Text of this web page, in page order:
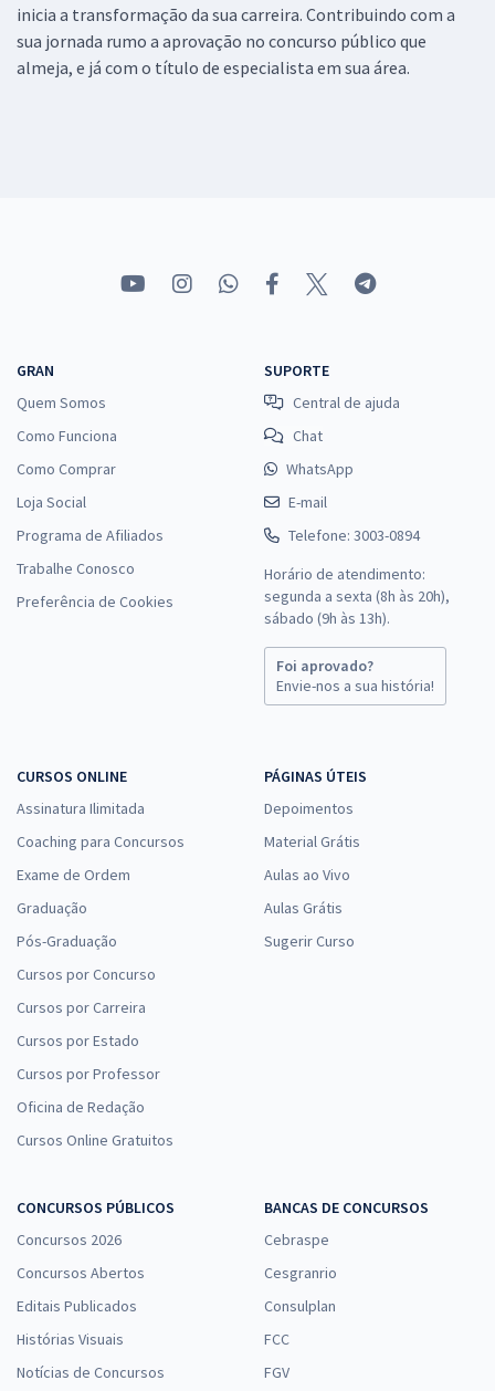
inicia a transformação da sua carreira. Contribuindo com a
sua jornada rumo a aprovação no concurso público que
almeja, e já com o título de especialista em sua área.
GRAN
Quem Somos
Como Funciona
Como Comprar
Loja Social
Programa de Afiliados
Trabalhe Conosco
Preferência de Cookies
SUPORTE
Central de ajuda
Chat
WhatsApp
E-mail
Telefone: 3003-0894
Horário de atendimento:
segunda a sexta (8h às 20h),
sábado (9h às 13h).
Foi aprovado?
Envie-nos a sua história!
CURSOS ONLINE
Assinatura Ilimitada
Coaching para Concursos
Exame de Ordem
Graduação
Pós-Graduação
Cursos por Concurso
Cursos por Carreira
Cursos por Estado
Cursos por Professor
Oficina de Redação
Cursos Online Gratuitos
PÁGINAS ÚTEIS
Depoimentos
Material Grátis
Aulas ao Vivo
Aulas Grátis
Sugerir Curso
CONCURSOS PÚBLICOS
Concursos 2026
Concursos Abertos
Editais Publicados
Histórias Visuais
Notícias de Concursos
BANCAS DE CONCURSOS
Cebraspe
Cesgranrio
Consulplan
FCC
FGV